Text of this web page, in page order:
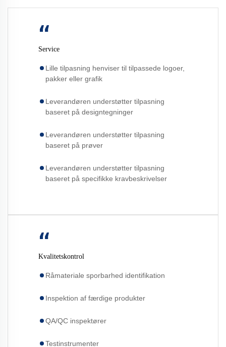
“
Service
Lille tilpasning henviser til tilpassede logoer,
pakker eller grafik
Leverandøren understøtter tilpasning
baseret på designtegninger
Leverandøren understøtter tilpasning
baseret på prøver
Leverandøren understøtter tilpasning
baseret på specifikke kravbeskrivelser
“
Kvalitetskontrol
Råmateriale sporbarhed identifikation
Inspektion af færdige produkter
QA/QC inspektører
Testinstrumenter